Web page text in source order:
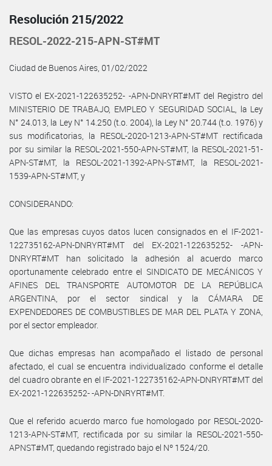
Resolución 215/2022
RESOL-2022-215-APN-ST#MT
Ciudad de Buenos Aires, 01/02/2022
VISTO el EX-2021-122635252- -APN-DNRYRT#MT del Registro del
MINISTERIO DE TRABAJO, EMPLEO Y SEGURIDAD SOCIAL, la Ley
N° 24.013, la Ley N° 14.250 (t.o. 2004), la Ley N° 20.744 (t.o. 1976) y
sus modificatorias, la RESOL-2020-1213-APN-ST#MT rectificada
por su similar la RESOL-2021-550-APN-ST#MT, la RESOL-2021-51-
APN-ST#MT, la RESOL-2021-1392-APN-ST#MT, la RESOL-2021-
1539-APN-ST#MT, y
CONSIDERANDO:
Que las empresas cuyos datos lucen consignados en el IF-2021-
122735162-APN-DNRYRT#MT del EX-2021-122635252- -APN-
DNRYRT#MT han solicitado la adhesión al acuerdo marco
oportunamente celebrado entre el SINDICATO DE MECÁNICOS Y
AFINES DEL TRANSPORTE AUTOMOTOR DE LA REPÚBLICA
ARGENTINA, por el sector sindical y la CÁMARA DE
EXPENDEDORES DE COMBUSTIBLES DE MAR DEL PLATA Y ZONA,
por el sector empleador.
Que dichas empresas han acompañado el listado de personal
afectado, el cual se encuentra individualizado conforme el detalle
del cuadro obrante en el IF-2021-122735162-APN-DNRYRT#MT del
EX-2021-122635252- -APN-DNRYRT#MT.
Que el referido acuerdo marco fue homologado por RESOL-2020-
1213-APN-ST#MT, rectificada por su similar la RESOL-2021-550-
APNST#MT, quedando registrado bajo el Nº 1524/20.